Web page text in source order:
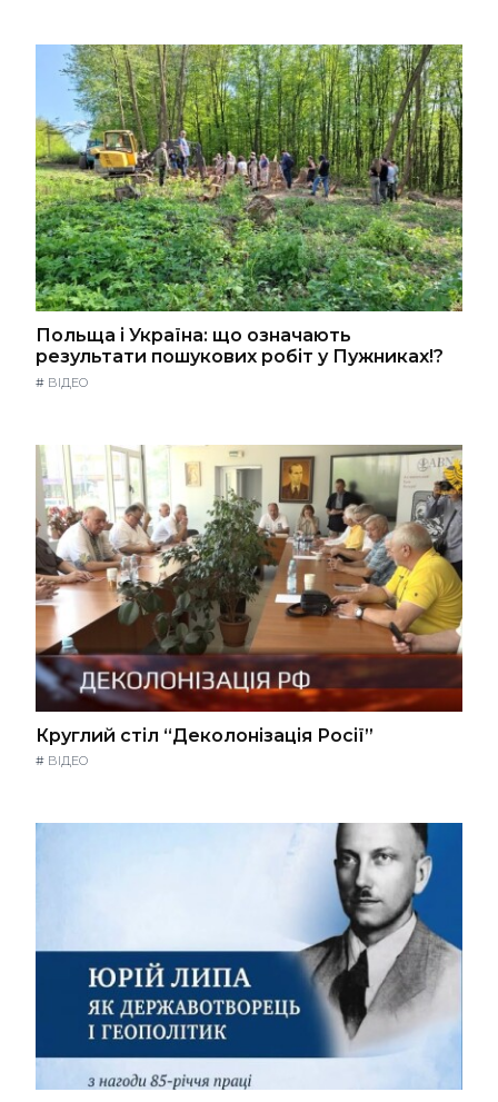
Польща і Україна: що означають
результати пошукових робіт у Пужниках!?
# ВІДЕО
Круглий стіл “Деколонізація Росії”
# ВІДЕО